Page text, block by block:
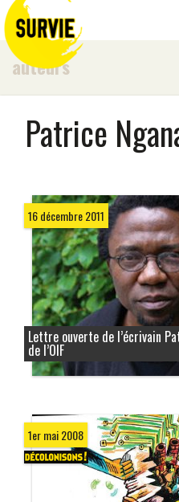
auteurs
Patrice
16 décembre 2011
Lettre ouverte de l’écrivain
de l’OIF
1er mai 2008